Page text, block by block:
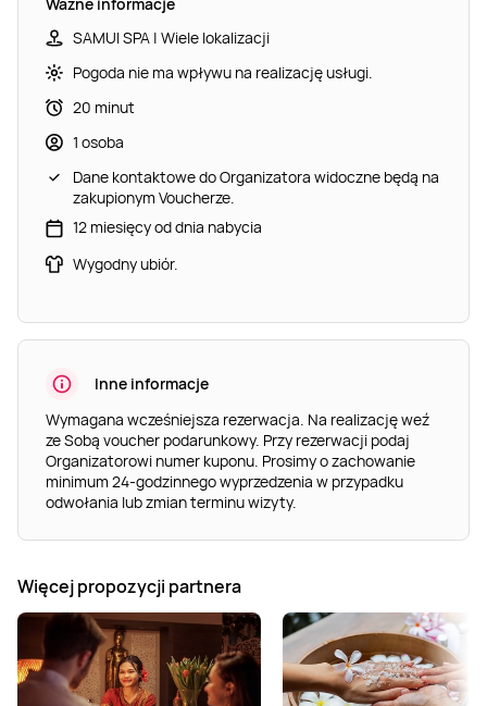
SAMUI SPA | Wiele lokalizacji
Pogoda nie ma wpływu na realizację usługi.
20 minut
1 osoba
Dane kontaktowe do Organizatora widoczne będą na
zakupionym Voucherze.
12 miesięcy od dnia nabycia
Wygodny ubiór.
Inne informacje
Wymagana wcześniejsza rezerwacja. Na realizację weź
ze Sobą voucher podarunkowy. Przy rezerwacji podaj
Organizatorowi numer kuponu. Prosimy o zachowanie
minimum 24-godzinnego wyprzedzenia w przypadku
odwołania lub zmian terminu wizyty.
Więcej propozycji partnera